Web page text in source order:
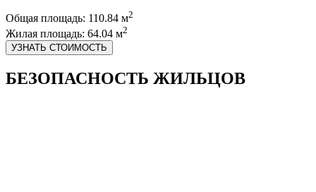
Общая площадь: 110.84 м2
Жилая площадь: 64.04 м2
УЗНАТЬ СТОИМОСТЬ
БЕЗОПАСНОСТЬ ЖИЛЬЦОВ